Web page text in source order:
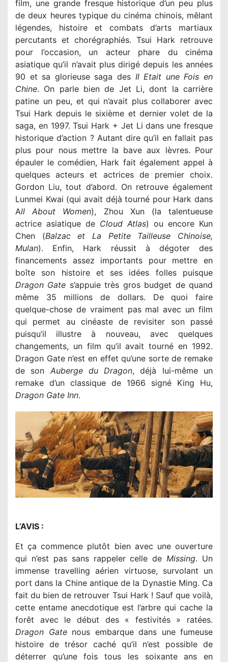
film, une grande fresque historique d’un peu plus
de deux heures typique du cinéma chinois, mêlant
légendes, histoire et combats d’arts martiaux
percutants et chorégraphiés. Tsui Hark retrouve
pour l’occasion, un acteur phare du cinéma
asiatique qu’il n’avait plus dirigé depuis les années
90 et sa glorieuse saga des Il Etait une Fois en
Chine. On parle bien de Jet Li, dont la carrière
patine un peu, et qui n’avait plus collaborer avec
Tsui Hark depuis le sixième et dernier volet de la
saga, en 1997. Tsui Hark + Jet Li dans une fresque
historique d’action ? Autant dire qu’il en fallait pas
plus pour nous mettre la bave aux lèvres. Pour
épauler le comédien, Hark fait également appel à
quelques acteurs et actrices de premier choix.
Gordon Liu, tout d’abord. On retrouve également
Lunmei Kwai (qui avait déjà tourné pour Hark dans
All About Women), Zhou Xun (la talentueuse
actrice asiatique de Cloud Atlas) ou encore Kun
Chen (Balzac et La Petite Tailleuse Chinoise,
Mulan). Enfin, Hark réussit à dégoter des
financements assez importants pour mettre en
boîte son histoire et ses idées folles puisque
Dragon Gate s’appuie très gros budget de quand
même 35 millions de dollars. De quoi faire
quelque-chose de vraiment pas mal avec un film
qui permet au cinéaste de revisiter son passé
puisqu’il illustre à nouveau, avec quelques
changements, un film qu’il avait tourné en 1992.
Dragon Gate n’est en effet qu’une sorte de remake
de son Auberge du Dragon, déjà lui-même un
remake d’un classique de 1966 signé King Hu,
Dragon Gate Inn.
L’AVIS :
Et ça commence plutôt bien avec une ouverture
qui n’est pas sans rappeler celle de Missing. Un
immense travelling aérien virtuose, survolant un
port dans la Chine antique de la Dynastie Ming. Ca
fait du bien de retrouver Tsui Hark ! Sauf que voilà,
cette entame anecdotique est l’arbre qui cache la
forêt avec le début des « festivités » ratées.
Dragon Gatenous embarque dans une fumeuse
histoire de trésor caché qu’il n’est possible de
déterrer qu’une fois tous les soixante ans en